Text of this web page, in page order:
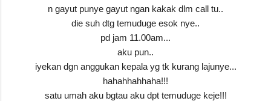
n gayut punye gayut ngan kakak dlm call tu..
die suh dtg temuduge esok nye..
pd jam 11.00am...
aku pun..
iyekan dgn anggukan kepala yg tk kurang lajunye...
hahahhahhaha!!!
satu umah aku bgtau aku dpt temuduge keje!!!